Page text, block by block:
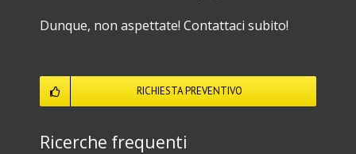
Dunque, non aspettate! Contattaci subito!
RICHIESTA PREVENTIVO
Ricerche frequenti